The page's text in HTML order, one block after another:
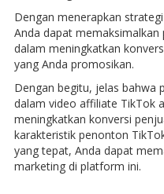
Dengan menerapkan
Anda dapat memaksimalkan
dalam meningkatkan
yang Anda promosikan.
Dengan begitu, jelas bahwa
dalam video affiliate TikTok
meningkatkan konversi
karakteristik penonton
yang tepat, Anda dapat
marketing di platform ini.